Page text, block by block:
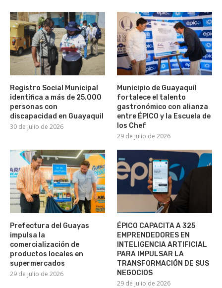
Registro Social Municipal
identifica a más de 25.000
personas con
discapacidad en Guayaquil
30 de julio de 2026
Municipio de Guayaquil
fortalece el talento
gastronómico con alianza
entre ÉPICO y la Escuela de
los Chef
29 de julio de 2026
Prefectura del Guayas
impulsa la
comercialización de
productos locales en
supermercados
29 de julio de 2026
ÉPICO CAPACITA A 325
EMPRENDEDORES EN
INTELIGENCIA ARTIFICIAL
PARA IMPULSAR LA
TRANSFORMACIÓN DE SUS
NEGOCIOS
29 de julio de 2026